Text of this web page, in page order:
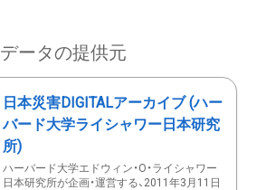
データの提供元
日本災害DIGITALアーカイブ (ハー
バード大学ライシャワー日本研究
所)
ハーバード大学エドウィン・O・ライシャワー
日本研究所が企画・運営する、2011年3月11日